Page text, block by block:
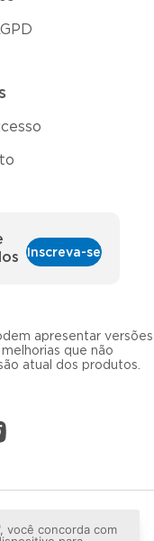
apresentar versões
que não
atual dos produtos.
Inscreva-se
você concorda com